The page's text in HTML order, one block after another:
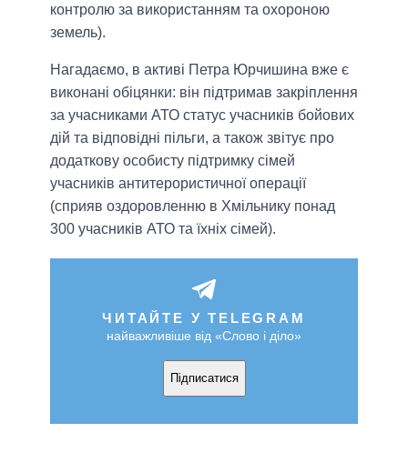
контролю за використанням та охороною
земель).
Нагадаємо, в активі Петра Юрчишина вже є
виконані обіцянки: він підтримав закріплення
за учасниками АТО статус учасників бойових
дій та відповідні пільги, а також звітує про
додаткову особисту підтримку сімей
учасників антитерористичної операції
(сприяв оздоровленню в Хмільнику понад
300 учасників АТО та їхніх сімей).
ЧИТАЙТЕ У TELEGRAM
найважливіше від «Слово і діло»
Підписатися